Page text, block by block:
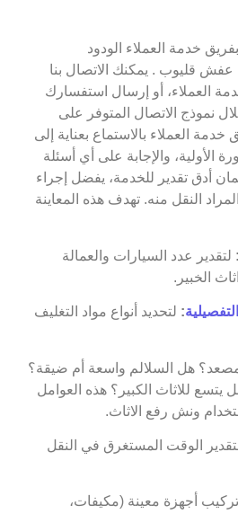
خدمة العملاء الودود
قليوب . يمكنك الاتصال بنا
العملاء، أو إرسال استفسارك
نموذج الاتصال المتوفر على
العملاء بالاستماع بعناية إلى
الأولية، والإجابة على أي أسئلة
أدق تقدير للخدمة، يفضل إجراء
النقل منه. تهدف هذه المعاينة
لتقدير عدد السيارات والعمالة
الخبير.
: لتحديد أنواع مواد التغليف
هل السلالم واسعة أم ضيقة؟
يتسع للاثاث الكبير؟ هذه العوامل
ونش رفع الاثاث.
الوقت المستغرق في النقل
أجهزة معينة (مكيفات،